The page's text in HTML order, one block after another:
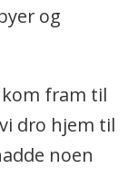
og
kom fram til
dro hjem til
noen